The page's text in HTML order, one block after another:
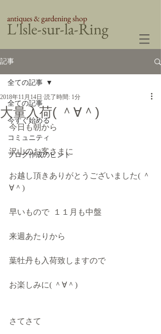
​L'lsle-sur-la-Ring
antiques & gardening shop
記事
全ての記事
今すぐ始める
コミュニティ
ブログ作成のヒント
全ての記事
大量入荷( ＾∀＾)
2018年11月14日 読了時間: 1分
今日も朝から
沢山のお客さまに
お越し頂きありがとうございました( ＾
∀＾)
早いもので  １１月も中盤
来週あたりから
葉牡丹も入荷致しますので
お楽しみに( ＾∀＾)
さてさて